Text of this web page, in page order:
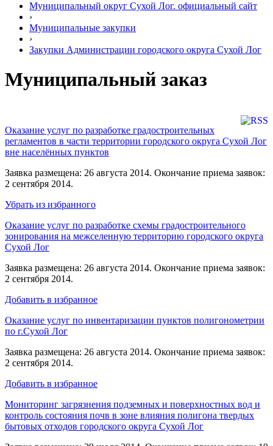
Муниципальный округ Сухой Лог. официальный сайт
›
Муниципальные закупки
›
Закупки Администрации городского округа Сухой Лог
Муниципальный заказ
Оказание услуг по разработке градостроительных
регламентов в части территории городского округа Сухой Лог
вне населённых пунктов
Заявка размещена: 26 августа 2014. Окончание приема заявок:
2 сентября 2014.
Убрать из избранного
Оказание услуг по разработке схемы градостроительного
зонирования на межселенную территорию городского округа
Сухой Лог
Заявка размещена: 26 августа 2014. Окончание приема заявок:
2 сентября 2014.
Добавить в избранное
Оказание услуг по инвентаризации пунктов полигонометрии
по г.Сухой Лог
Заявка размещена: 26 августа 2014. Окончание приема заявок:
2 сентября 2014.
Добавить в избранное
Мониторинг загрязнения подземных и поверхностных вод и
контроль состояния почв в зоне влияния полигона твердых
бытовых отходов городского округа Сухой Лог